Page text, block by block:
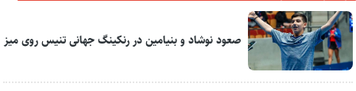
صعود نوشاد و بنیامین در رنکینگ جهانی تنیس روی میز